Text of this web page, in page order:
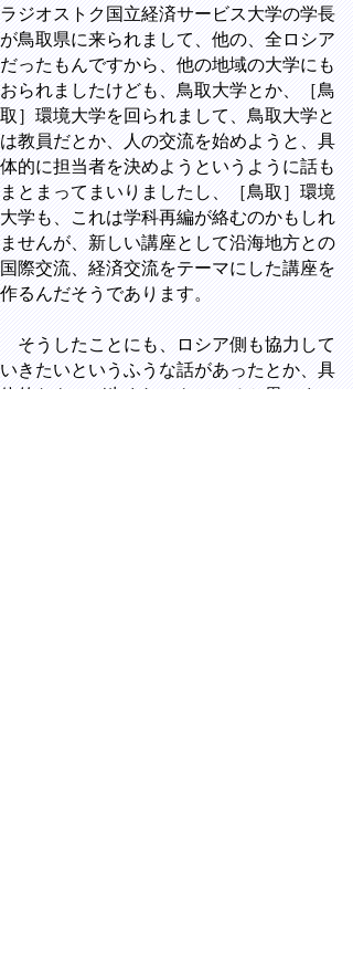
ラジオストク国立経済サービス大学の学長
が鳥取県に来られまして、他の、全ロシア
だったもんですから、他の地域の大学にも
おられましたけども、鳥取大学とか、［鳥
取］環境大学を回られまして、鳥取大学と
は教員だとか、人の交流を始めようと、具
体的に担当者を決めようというように話も
まとまってまいりましたし、［鳥取］環境
大学も、これは学科再編が絡むのかもしれ
ませんが、新しい講座として沿海地方との
国際交流、経済交流をテーマにした講座を
作るんだそうであります。
そうしたことにも、ロシア側も協力して
いきたいというふうな話があったとか、具
体的なものが生まれてきていると思いま